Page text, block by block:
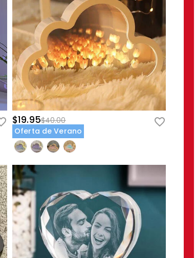
$19.95$40.00
Oferta de Verano